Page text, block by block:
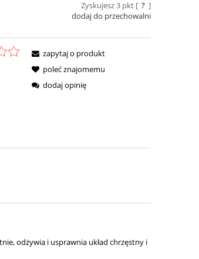
Zyskujesz3pkt [ ? ]
dodaj do przechowalni
zapytaj o produkt
poleć znajomemu
dodaj opinię
odżywia i usprawnia układ chrzęstny i